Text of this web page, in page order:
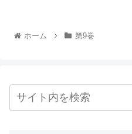
ホーム 第9巻